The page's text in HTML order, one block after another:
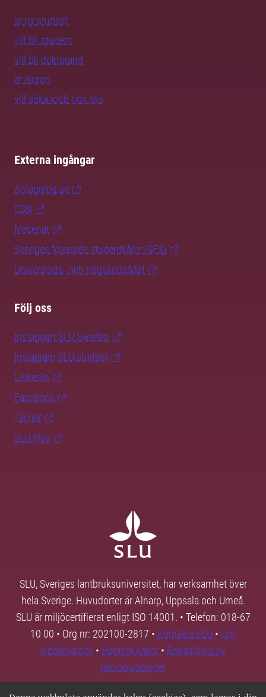
är ny student
vill bli student
vill bli doktorand
är alumn
vill söka jobb hos oss
Externa ingångar
Antagning.se
CSN
Mecenat
Sveriges förenade studentkårer (SFS)
Universitets- och högskolerådet
Följ oss
Instagram SLU.Sweden
Instagram SLU.student
LinkedIn
Facebook
TikTok
SLU Play
SLU, Sveriges lantbruksuniversitet, har verksamhet över
hela Sverige. Huvudorter är Alnarp, Uppsala och Umeå.
SLU är miljöcertifierat enligt ISO 14001. • Telefon: 018-67
10 00 • Org nr: 202100-2817 • Kontakta SLU • Om
webbplatsen • Hantera kakor • Behandling av
personuppgifter